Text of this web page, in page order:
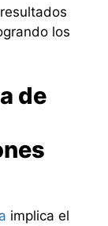
los
de
implica el